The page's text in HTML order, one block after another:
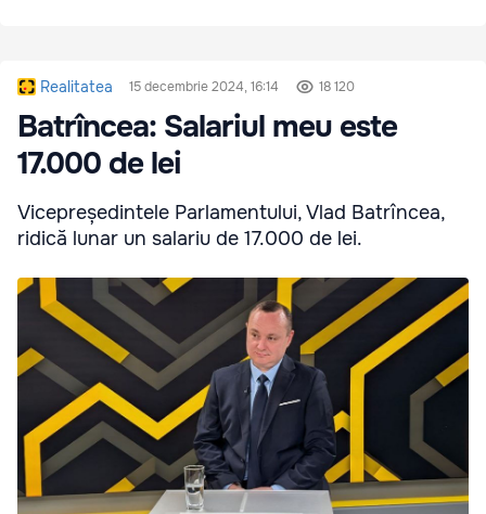
Realitatea 15 decembrie 2024, 16:14 18 120
Batrîncea: Salariul meu este
17.000 de lei
Vicepreședintele Parlamentului, Vlad Batrîncea,
ridică lunar un salariu de 17.000 de lei.